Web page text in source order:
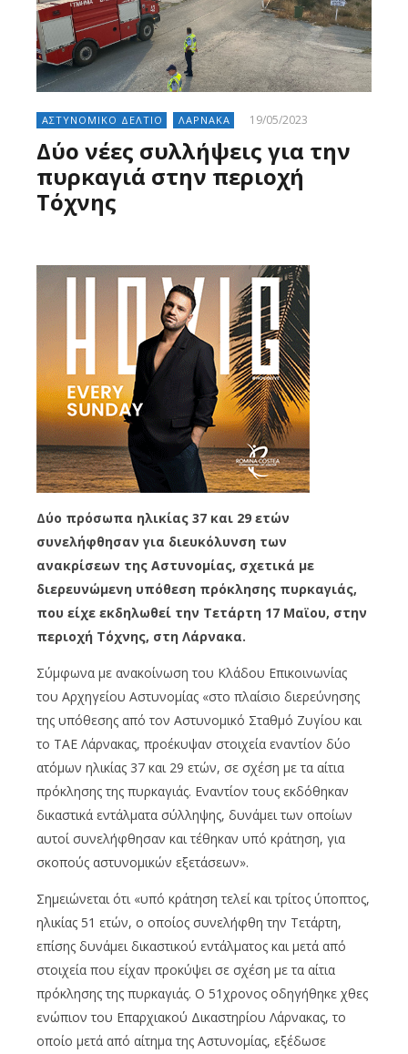
ΑΣΤΥΝΟΜΙΚΟ ΔΕΛΤΙΟ ΛΑΡΝΑΚΑ 19/05/2023
Δύο νέες συλλήψεις για την
πυρκαγιά στην περιοχή
Τόχνης
Δύο πρόσωπα ηλικίας 37 και 29 ετών
συνελήφθησαν για διευκόλυνση των
ανακρίσεων της Αστυνομίας, σχετικά με
διερευνώμενη υπόθεση πρόκλησης πυρκαγιάς,
που είχε εκδηλωθεί την Τετάρτη 17 Μαϊου, στην
περιοχή Τόχνης, στη Λάρνακα.
Σύμφωνα με ανακοίνωση του Κλάδου Επικοινωνίας
του Αρχηγείου Αστυνομίας «στο πλαίσιο διερεύνησης
της υπόθεσης από τον Αστυνομικό Σταθμό Ζυγίου και
το ΤΑΕ Λάρνακας, προέκυψαν στοιχεία εναντίον δύο
ατόμων ηλικίας 37 και 29 ετών, σε σχέση με τα αίτια
πρόκλησης της πυρκαγιάς. Εναντίον τους εκδόθηκαν
δικαστικά εντάλματα σύλληψης, δυνάμει των οποίων
αυτοί συνελήφθησαν και τέθηκαν υπό κράτηση, για
σκοπούς αστυνομικών εξετάσεων».
Σημειώνεται ότι «υπό κράτηση τελεί και τρίτος ύποπτος,
ηλικίας 51 ετών, ο οποίος συνελήφθη την Τετάρτη,
επίσης δυνάμει δικαστικού εντάλματος και μετά από
στοιχεία που είχαν προκύψει σε σχέση με τα αίτια
πρόκλησης της πυρκαγιάς. Ο 51χρονος οδηγήθηκε χθες
ενώπιον του Επαρχιακού Δικαστηρίου Λάρνακας, το
οποίο μετά από αίτημα της Αστυνομίας, εξέδωσε